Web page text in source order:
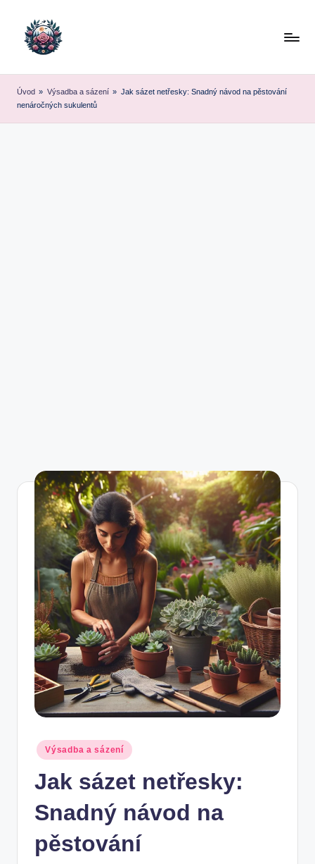
Úvod » Výsadba a sázení » Jak sázet netřesky: Snadný návod na pěstování
nenáročných sukulentů
Posted
in
Výsadba a sázení
Jak sázet netřesky:
Snadný návod na
pěstování